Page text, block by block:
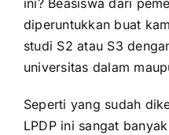
ini? Beasiswa dari
diperuntukkan buat
studi S2 atau S3
universitas dalam
Seperti yang sudah
LPDP ini sangat